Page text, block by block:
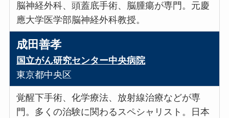
脳神経外科、頭蓋底手術、脳腫瘍が専門。元慶
應大学医学部脳神経外科教授。
成田善孝
国立がん研究センター中央病院
東京都中央区
覚醒下手術、化学療法、放射線治療などが専
門。多くの治験に関わるスペシャリスト。日本